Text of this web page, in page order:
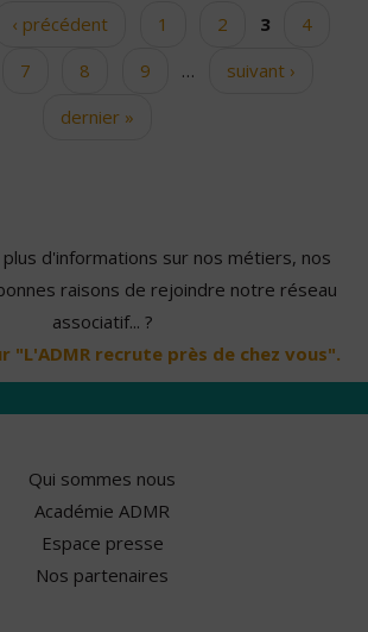
‹ précédent 1 2 3
4
7 8 9 …
suivant ›
dernier »
d'informations sur nos métiers, nos
raisons de rejoindre notre réseau
associatif... ?
"L'ADMR recrute près de chez vous".
Qui sommes nous
Académie ADMR
Espace presse
Nos partenaires